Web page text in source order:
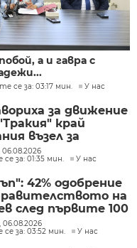
а и гавра с
се за: 03:17 мин. У нас
за движение
край
възел за
заради
06.08.2026
за: 01:35 мин.
У нас
42% одобрение
на
след първите 100
06.08.2026
се за: 03:52 мин.
У нас